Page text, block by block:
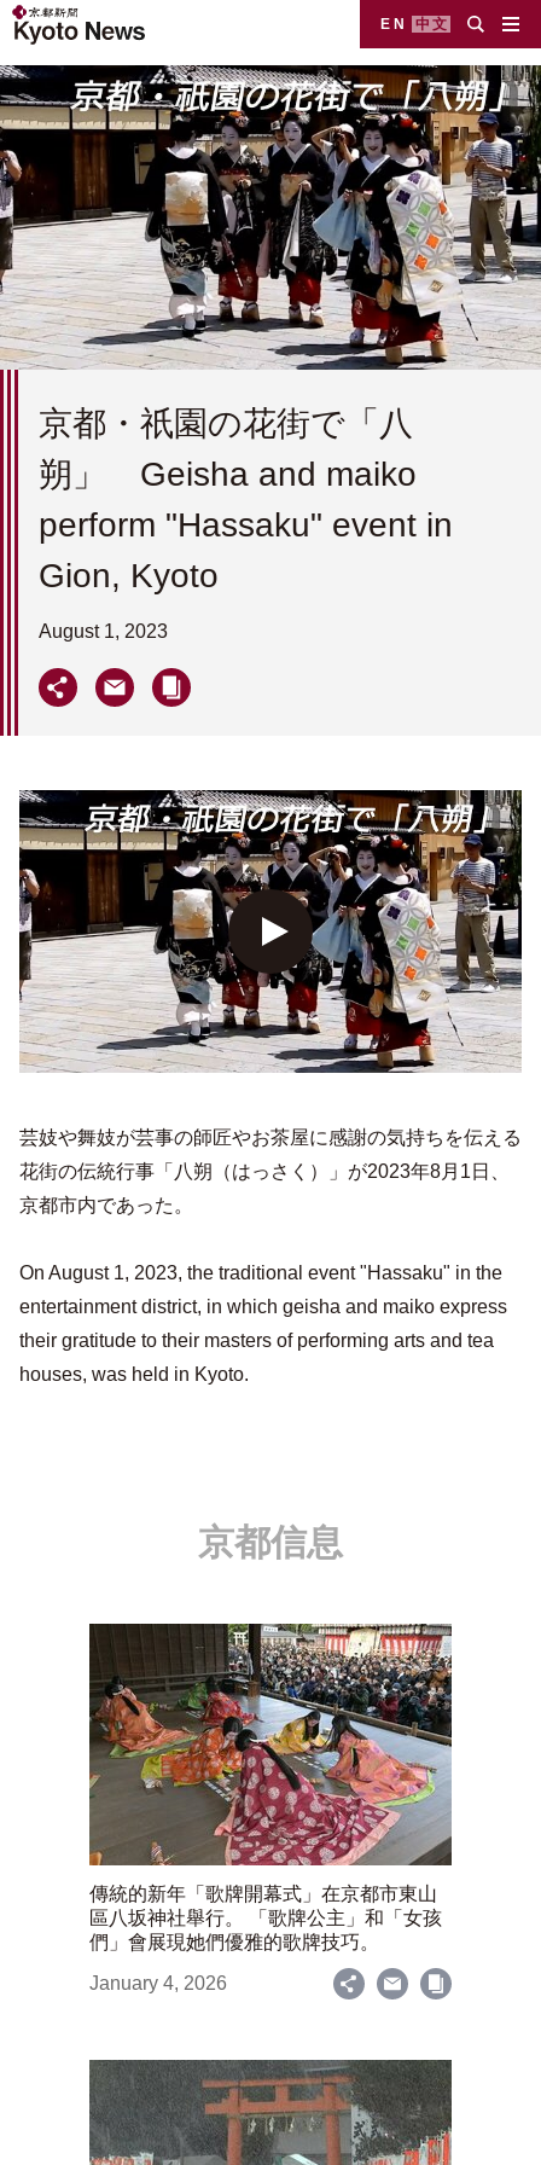
EN 中文
京都・祇園の花街で「八
朔」 Geisha and maiko
perform "Hassaku" event in
Gion, Kyoto
August 1, 2023
芸妓や舞妓が芸事の師匠やお茶屋に感謝の気持ちを伝える
花街の伝統行事「八朔（はっさく）」が2023年8月1日、
京都市内であった。
On August 1, 2023, the traditional event "Hassaku" in the
entertainment district, in which geisha and maiko express
their gratitude to their masters of performing arts and tea
houses, was held in Kyoto.
京都信息
傳統的新年「歌牌開幕式」在京都市東山
區八坂神社舉行。 「歌牌公主」和「女孩
們」會展現她們優雅的歌牌技巧。
January 4, 2026